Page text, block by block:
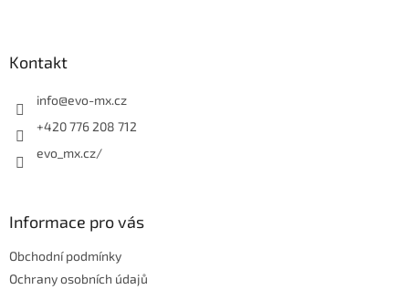
Kontakt
info@evo-mx.cz
+420 776 208 712
evo_mx.cz/
Informace pro vás
Obchodní podmínky
Ochrany osobních údajů